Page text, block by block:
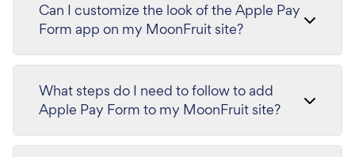
Can I customize the look of the Apple Pay
Form app on my MoonFruit site?
What steps do I need to follow to add
Apple Pay Form to my MoonFruit site?